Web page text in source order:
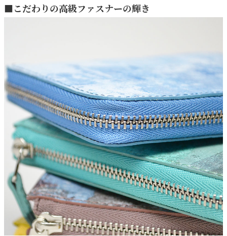
■こだわりの高級ファスナーの輝き